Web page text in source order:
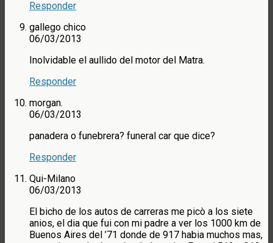
Responder
gallego chico
06/03/2013
Inolvidable el aullido del motor del Matra.
Responder
morgan.
06/03/2013
panadera o funebrera? funeral car que dice?
Responder
Qui-Milano
06/03/2013
El bicho de los autos de carreras me picò a los siete
anios, el dia que fui con mi padre a ver los 1000 km de
Buenos Aires del ’71 donde de 917 habia muchos mas,